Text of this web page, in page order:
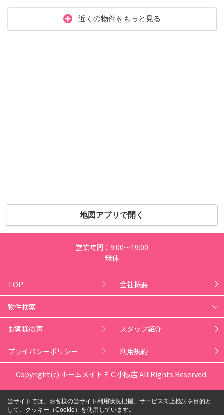
近くの物件をもっと見る
地図アプリで開く
営業時間：9:00～19:00
無休
TOP 会社概要
物件検索
お客様の声 スタッフ紹介
プライバシーポリシー 利用規約
Copyright(c) ホームメイトＦＣ小阪店 All Rights Reserved.
当サイトでは、お客様の当サイト利用状況把握、サービス向上検討を目的と
して、クッキー（Cookie）を使用しています。